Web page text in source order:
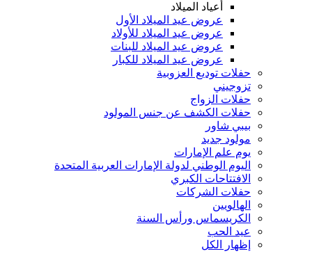
أعياد الميلاد
عروض عيد الميلاد الأول
عروض عيد الميلاد للأولاد
عروض عيد الميلاد للبنات
عروض عيد الميلاد للكبار
حفلات توديع العزوبية
تزوجيني
حفلات الزواج
حفلات الكشف عن جنس المولود
بيبي شاور
مولود جديد
يوم علم الإمارات
اليوم الوطني لدولة الإمارات العربية المتحدة
الافتتاحات الكبري
حفلات الشركات
الهالويين
الكريسماس ورأس السنة
عيد الحب
إظهار الكل